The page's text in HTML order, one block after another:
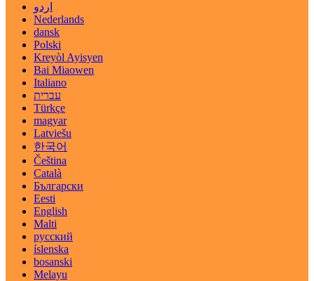
اردو
Nederlands
dansk
Polski
Kreyòl Ayisyen
Bai Miaowen
Italiano
עברית
Türkçe
magyar
Latviešu
한국어
Čeština
Català
Български
Eesti
English
Malti
русский
íslenska
bosanski
Melayu